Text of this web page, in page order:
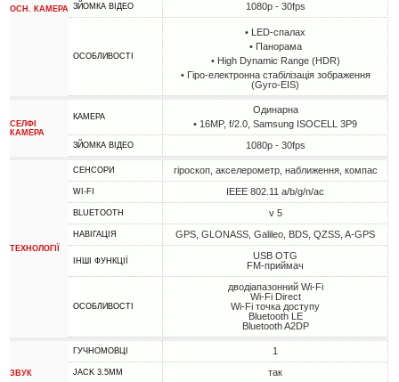
ОСН. КАМЕРА ЗЙОМКА ВІДЕО 1080p - 30fps
ОСОБЛИВОСТІ
• LED-спалах
• Панорама
• High Dynamic Range (HDR)
• Гіро-електронна стабілізація зображення
(Gyro-EIS)
СЕЛФІ
КАМЕРА
КАМЕРА
Одинарна
• 16MP, f/2.0, Samsung ISOCELL 3P9
ЗЙОМКА ВІДЕО 1080p - 30fps
ТЕХНОЛОГІЇ
СЕНСОРИ гіроскоп, акселерометр, наближення, компас
WI-FI IEEE 802.11 a/b/g/n/ac
BLUETOOTH v 5
НАВІГАЦІЯ GPS, GLONASS, Galileo, BDS, QZSS, A-GPS
ІНШІ ФУНКЦІЇ
USB OTG
FM-приймач
ОСОБЛИВОСТІ
дводіапазонний Wi-Fi
Wi-Fi Direct
Wi-Fi точка доступу
Bluetooth LE
Bluetooth A2DP
ЗВУК
ГУЧНОМОВЦІ 1
JACK 3.5MM так